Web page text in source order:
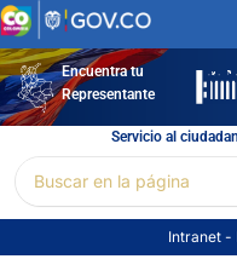
Ir
al
contenidoEncuentra tu
Representante
Servicio al
por:
Intranet -